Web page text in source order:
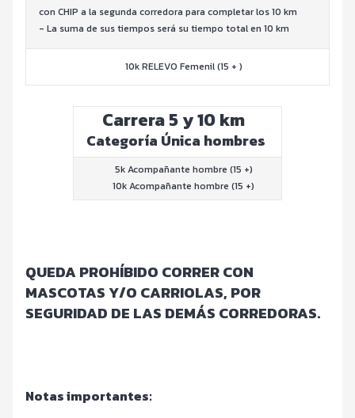
con CHIP a la segunda corredora para completar los 10 km
- La suma de sus tiempos será su tiempo total en 10 km
10k RELEVO Femenil (15 + )
Carrera 5 y 10 km
Categoría Única hombres
5k Acompañante hombre (15 +)
10k Acompañante hombre (15 +)
QUEDA PROHÍBIDO CORRER CON
MASCOTAS Y/O CARRIOLAS, POR
SEGURIDAD DE LAS DEMÁS CORREDORAS.
Notas importantes: